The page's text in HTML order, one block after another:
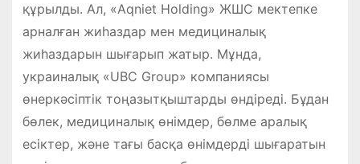
құрылды. Ал, «Aqniet Holding» ЖШС мектепке
арналған жиһаздар мен медициналық
жиһаздарын шығарып жатыр. Мұнда,
украиналық «UBC Group» компаниясы
өнеркәсіптік тоңазытқыштарды өндіреді. Бұдан
бөлек, медициналық өнімдер, бөлме аралық
есіктер, және тағы басқа өнімдерді шығаратын